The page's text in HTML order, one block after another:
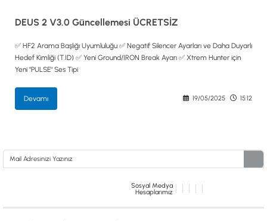
DEUS 2 V3.0 Güncellemesi ÜCRETSİZ
✅ HF2 Arama Başlığı Uyumluluğu ✅ Negatif Silencer Ayarları ve Daha Duyarlı
Hedef Kimliği (T.ID) ✅ Yeni Ground/IRON Break Ayarı ✅ Xtrem Hunter için
Yeni "PULSE" Ses Tipi
Devamı 19/05/2025 15:12
Sosyal Medya
Hesaplarımız